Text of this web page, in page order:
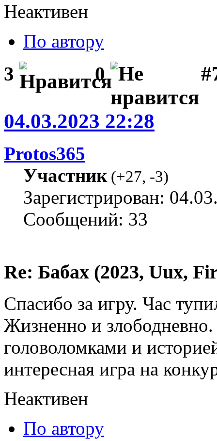
Неактивен
По автору
3 0
04.03.2023 22:28
Protos365
Участник(+27, -3)
Зарегистрирован:
Сообщений: 33
Re: Бабах (2023, Uux,
Спасибо за игру. Час
Жизненно и
головоломками и
интересная игра на
Неактивен
По автору